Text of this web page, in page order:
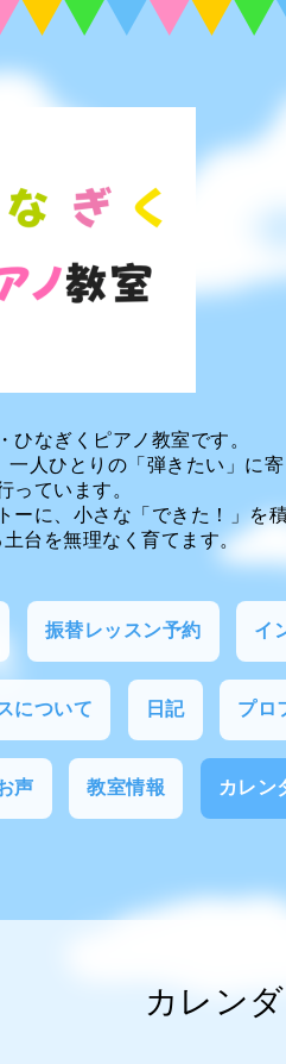
ひなぎくピアノ教室です。
人ひとりの「弾きたい」に
っています。
ーに、小さな「できた！」を
台を無理なく育てます。
振替レッスン予約 イ
について 日記 プロ
声 教室情報 カレン
カレン